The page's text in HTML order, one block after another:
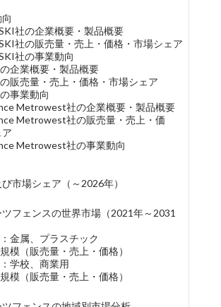
社の企業概要・製品概要
社の販売量・売上・価格・市場シェア
社の事業動向
企業概要・製品概要
販売量・売上・価格・市場シェア
事業動向
Metrowest社の企業概要・製品概要
Metrowest社の販売量・売上・価
Metrowest社の事業動向
市場シェア（～2026年）
フェンスの世界市場（2021年～2031
金属、プラスチック
模（販売量・売上・価格）
学校、商業用
模（販売量・売上・価格）